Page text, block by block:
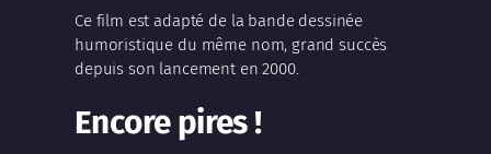
Ce film est adapté de la bande dessinée
humoristique du même nom, grand succès
depuis son lancement en 2000.
Encore pires !